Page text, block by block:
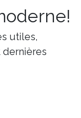
utiles,
dernières